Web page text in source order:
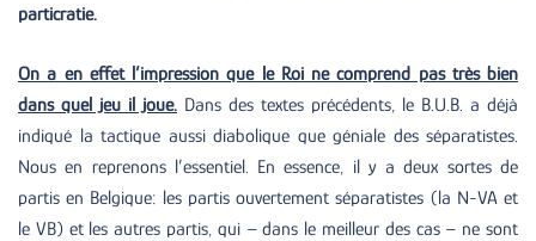
particratie.
On a en effet l’impression que le Roi ne comprend pas très bien
dans quel jeu il joue. Dans des textes précédents, le B.U.B. a déjà
indiqué la tactique aussi diabolique que géniale des séparatistes.
Nous en reprenons l’essentiel. En essence, il y a deux sortes de
partis en Belgique: les partis ouvertement séparatistes (la N-VA et
le VB) et les autres partis, qui – dans le meilleur des cas – ne sont